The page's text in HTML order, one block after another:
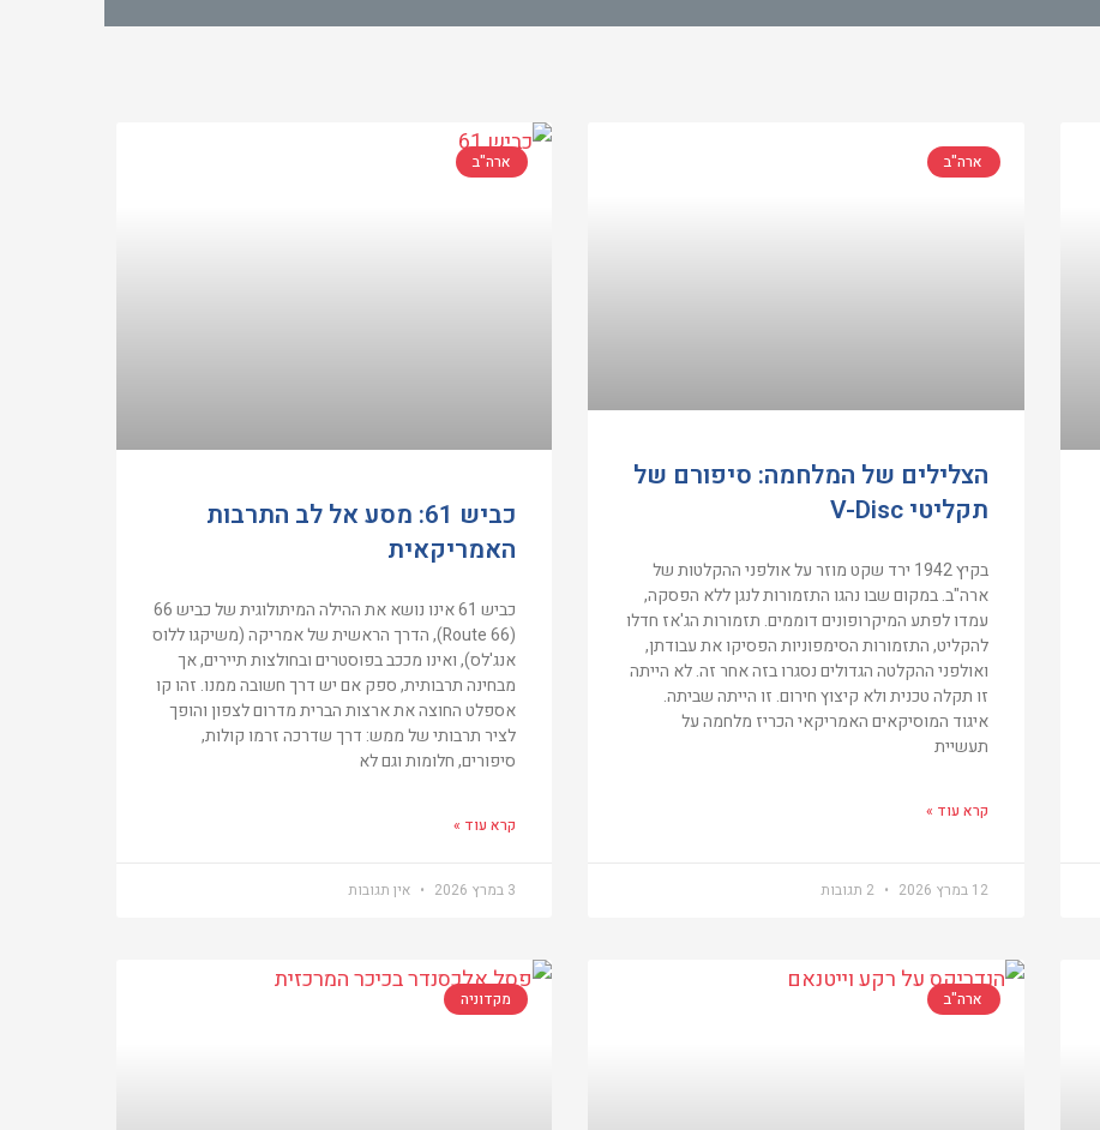
ארה"ב
הצלילים של המלחמה: סיפורם של
תקליטי V-Disc
בקיץ 1942 ירד שקט מוזר על אולפני ההקלטות של
ארה"ב. במקום שבו נהגו התזמורות לנגן ללא הפסקה,
עמדו לפתע המיקרופונים דוממים. תזמורות הג'אז חדלו
להקליט, התזמורות הסימפוניות הפסיקו את עבודתן,
ואולפני ההקלטה הגדולים נסגרו בזה אחר זה. לא הייתה
זו תקלה טכנית ולא קיצוץ חירום. זו הייתה שביתה.
איגוד המוסיקאים האמריקאי הכריז מלחמה על
תעשיית
קרא עוד »
12 במרץ 2026 2 תגובות
ארה"ב
כביש 61: מסע אל לב התרבות
האמריקאית
כביש 61 אינו נושא את ההילה המיתולוגית של כביש 66
(Route 66), הדרך הראשית של אמריקה (משיקגו ללוס
אנג'לס), ואינו מככב בפוסטרים ובחולצות תיירים, אך
מבחינה תרבותית, ספק אם יש דרך חשובה ממנו. זהו קו
אספלט החוצה את ארצות הברית מדרום לצפון והופך
לציר תרבותי של ממש: דרך שדרכה זרמו קולות,
סיפורים, חלומות וגם לא
קרא עוד »
3 במרץ 2026 אין תגובות
ארה"ב מקדוניה